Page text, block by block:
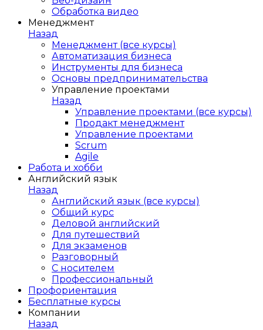
Обработка видео
Менеджмент
Назад
Менеджмент (все курсы)
Автоматизация бизнеса
Инструменты для бизнеса
Основы предпринимательства
Управление проектами
Назад
Управление проектами (все курсы)
Продакт менеджмент
Управление проектами
Scrum
Agile
Работа и хобби
Английский язык
Назад
Английский язык (все курсы)
Общий курс
Деловой английский
Для путешествий
Для экзаменов
Разговорный
С носителем
Профессиональный
Профориентация
Бесплатные курсы
Компании
Назад